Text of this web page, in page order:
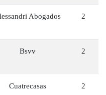
Abogados 2
Bsvv 2
Cuatrecasas 2